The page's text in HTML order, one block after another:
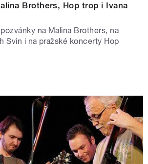
Brothers, Hop trop i Ivana
na Malina Brothers, na
Svin i na pražské koncerty Hop